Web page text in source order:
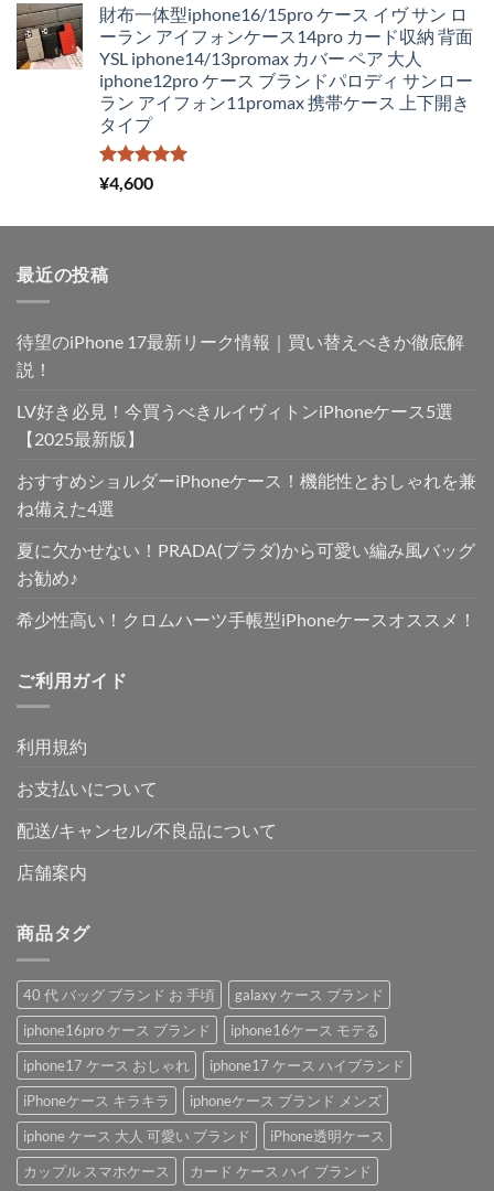
財布一体型iphone16/15pro ケース イヴ サン ロ
ーラン アイフォンケース14pro カード収納 背面
YSL iphone14/13promax カバー ペア 大人
iphone12pro ケース ブランドパロディ サンロー
ラン アイフォン11promax 携帯ケース 上下開き
タイプ
5段階中
5.00
¥4,600
最近の投稿
待望のiPhone 17最新リーク情報｜買い替えべきか徹底解
説！
LV好き必見！今買うべきルイヴィトンiPhoneケース5選
【2025最新版】
おすすめショルダーiPhoneケース！機能性とおしゃれを兼
ね備えた4選
夏に欠かせない！PRADA(プラダ)から可愛い編み風バッグ
お勧め♪
希少性高い！クロムハーツ手帳型iPhoneケースオススメ！
ご利用ガイド
利用規約
お支払いについて
配送/キャンセル/不良品について
店舗案内
商品タグ
40 代 バッグ ブランド お 手頃
galaxy ケース ブランド
iphone16pro ケース ブランド
iphone16ケース モテる
iphone17 ケース おしゃれ
iphone17 ケース ハイブランド
iPhoneケース キラキラ
iphoneケース ブランド メンズ
iphone ケース 大人 可愛い ブランド
iPhone透明ケース
カップル スマホケース
カード ケース ハイ ブランド